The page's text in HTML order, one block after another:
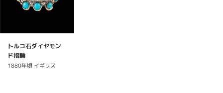
トルコ石ダイヤモン
ド指輪
1880年頃 イギリス